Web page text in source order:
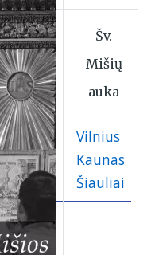
Šv.
Mišių
auka
Vilnius
Kaunas
Šiauliai